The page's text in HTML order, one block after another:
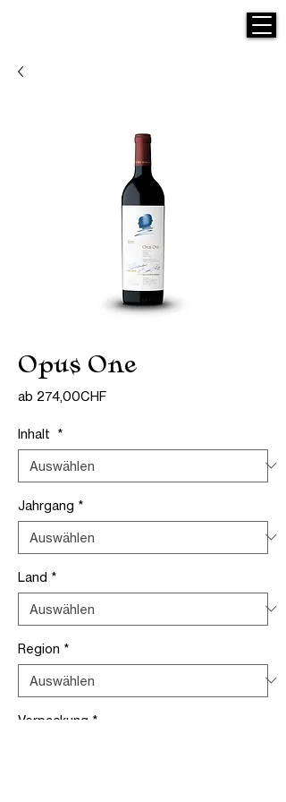
Opus One
ab 274,00CHFSale-
Inhalt *
Jahrgang *
Land *
Region *
Verpackung *